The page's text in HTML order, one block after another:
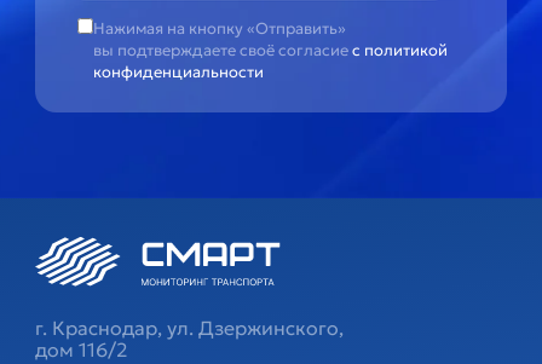
Нажимая на кнопку «Отправить»
вы подтверждаете своё согласиес политикой
конфиденциальности
г. Краснодар, ул. Дзержинского,
дом 116/2